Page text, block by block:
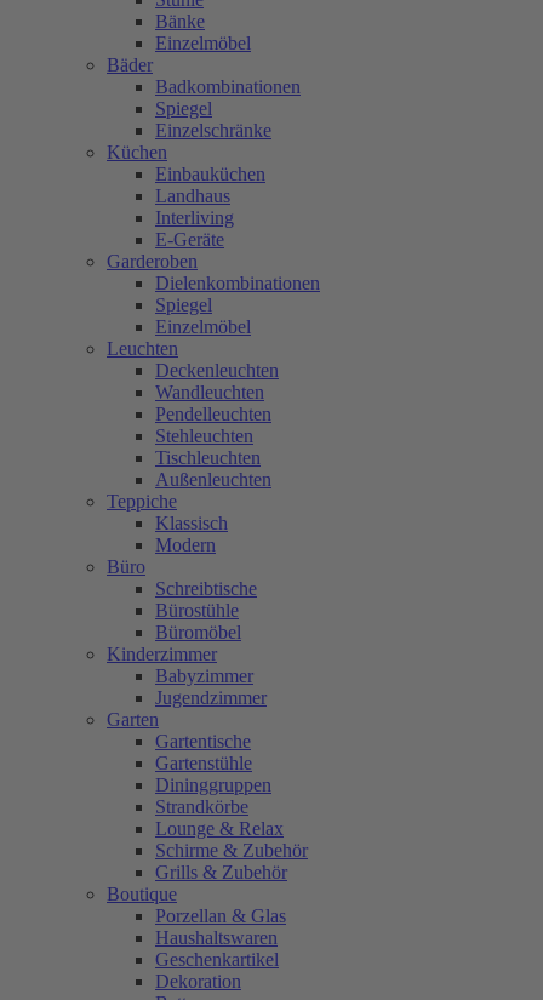
Bänke
Einzelmöbel
Bäder
Badkombinationen
Spiegel
Einzelschränke
Küchen
Einbauküchen
Landhaus
Interliving
E-Geräte
Garderoben
Dielenkombinationen
Spiegel
Einzelmöbel
Leuchten
Deckenleuchten
Wandleuchten
Pendelleuchten
Stehleuchten
Tischleuchten
Außenleuchten
Teppiche
Klassisch
Modern
Büro
Schreibtische
Bürostühle
Büromöbel
Kinderzimmer
Babyzimmer
Jugendzimmer
Garten
Gartentische
Gartenstühle
Dininggruppen
Strandkörbe
Lounge & Relax
Schirme & Zubehör
Grills & Zubehör
Boutique
Porzellan & Glas
Haushaltswaren
Geschenkartikel
Dekoration